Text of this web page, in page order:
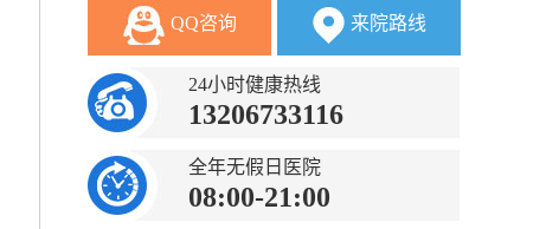
QQ咨询 来院路线
24小时健康热线
13206733116
全年无假日医院
08:00-21:00